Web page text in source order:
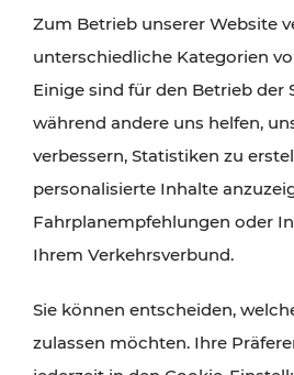
Wanderungen, Kultur und
Radtouren oder purer
Attraktionen sind mit den
Angeboten des VOR gut und
Zum Betrieb unserer Website
unterschiedliche Kategorien
Einige sind für den Betrieb der
während andere uns helfen,
verbessern, Statistiken zu
personalisierte Inhalte
Fahrplanempfehlungen oder
Ihrem Verkehrsverbund.
Sie können entscheiden,
zulassen möchten. Ihre